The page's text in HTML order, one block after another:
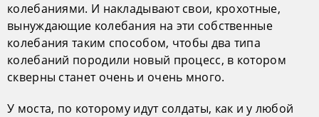
колебаниями. И накладывают свои, крохотные,
вынуждающие колебания на эти собственные
колебания таким способом, чтобы два типа
колебаний породили новый процесс, в котором
скверны станет очень и очень много.
У моста, по которому идут солдаты, как и у любой